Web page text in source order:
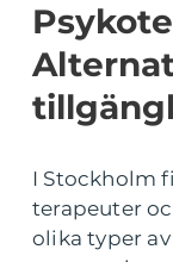
I Stockholm
terapeuter
olika typer